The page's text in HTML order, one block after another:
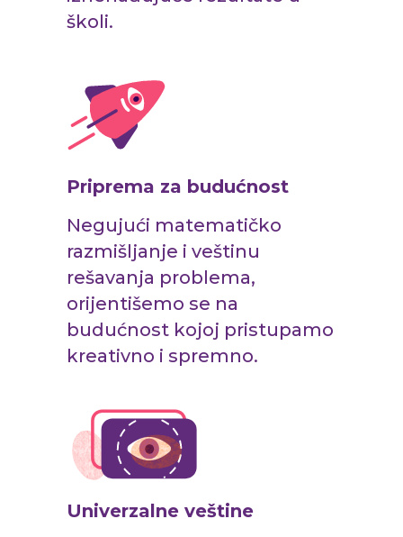
školi.
Priprema za budućnost
Negujući matematičko
razmišljanje i veštinu
rešavanja problema,
orijentišemo se na
budućnost kojoj pristupamo
kreativno i spremno.
Univerzalne veštine